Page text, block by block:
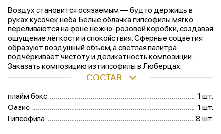
Воздух становится осязаемым — будто держишь в
руках кусочек неба. Белые облачка гипсофилы мягко
переливаются на фоне нежно-розовой коробки, создавая
ощущение лёгкости и спокойствия. Сферные соцветия
образуют воздушный объём, а светлая палитра
подчёркивает чистоту и деликатность композиции.
Заказать композицию из гипсофилы в Люберцах.
СОСТАВ
плайм бокс
1 шт.
Оазис
1 шт.
Гипсофила
8 шт.